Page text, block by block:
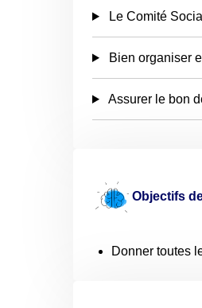
Le Comité
Bien organiser
Assurer le bon
Objectifs
Donner toutes